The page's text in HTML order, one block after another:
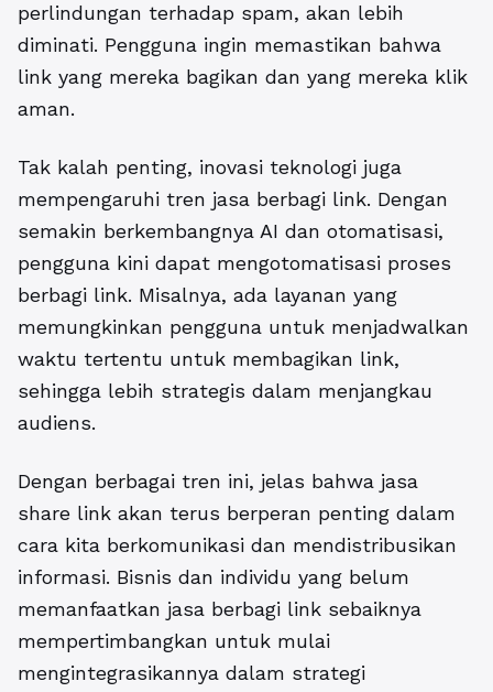
perlindungan terhadap spam, akan lebih
diminati. Pengguna ingin memastikan bahwa
link yang mereka bagikan dan yang mereka klik
aman.
Tak kalah penting, inovasi teknologi juga
mempengaruhi tren jasa berbagi link. Dengan
semakin berkembangnya AI dan otomatisasi,
pengguna kini dapat mengotomatisasi proses
berbagi link. Misalnya, ada layanan yang
memungkinkan pengguna untuk menjadwalkan
waktu tertentu untuk membagikan link,
sehingga lebih strategis dalam menjangkau
audiens.
Dengan berbagai tren ini, jelas bahwa jasa
share link akan terus berperan penting dalam
cara kita berkomunikasi dan mendistribusikan
informasi. Bisnis dan individu yang belum
memanfaatkan jasa berbagi link sebaiknya
mempertimbangkan untuk mulai
mengintegrasikannya dalam strategi